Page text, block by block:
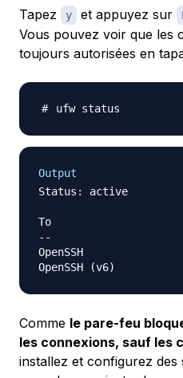
Tapez y et appuyez sur
Vous pouvez voir que les
toujours autorisées en
Output
Status: active
To
--
OpenSSH
Comme le pare-feu
les connexions, sauf les
installez et configurez des